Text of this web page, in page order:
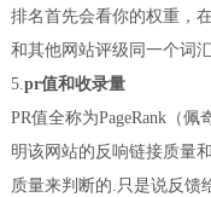
排名首先会看你的权重，
和其他网站评级同一个词
5. pr值和收录量
PR值全称为PageRank（
明该网站的反响链接质量
质量来判断的.只是说反馈